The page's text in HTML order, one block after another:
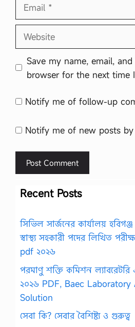
Website
Save my name, email,
browser for the next time
Notify me of follow-up
Notify me of new posts by
Recent Posts
সিভিল সার্জনের কার্যালয়
স্বাস্থ্য সহকারী পদের লিখিত
pdf ২০২৬
পরমাণু শক্তি কমিশন ল্যাবরেটরি
২০২৬ PDF, Baec Laboratory
Solution
সেবা কি? সেবার বৈশিষ্ট্য ও গুরুত্ব